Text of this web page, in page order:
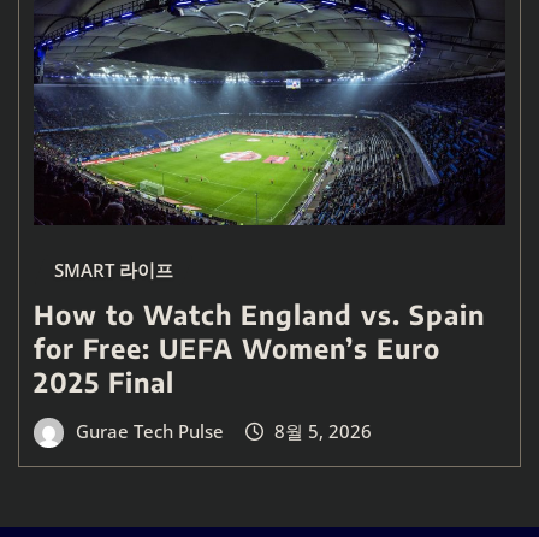
SMART 라이프
How to Watch England vs. Spain
for Free: UEFA Women’s Euro
2025 Final
Gurae Tech Pulse 8월 5, 2026